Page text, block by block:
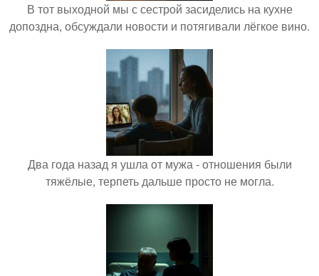
В тот выходной мы с сестрой засиделись на кухне
допоздна, обсуждали новости и потягивали лёгкое вино.
Два года назад я ушла от мужа - отношения были
тяжёлые, терпеть дальше просто не могла.